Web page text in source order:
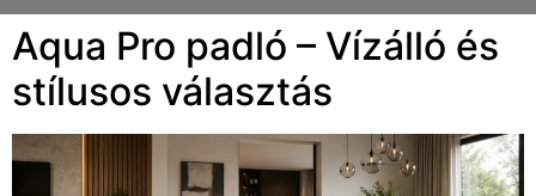
Aqua Pro padló – Vízálló és
stílusos választás